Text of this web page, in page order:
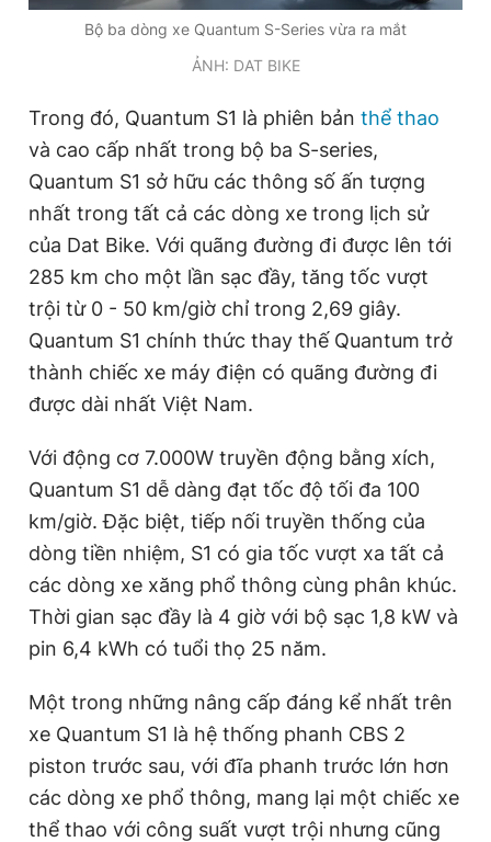
Tổng biên tập: Nguyễn Ngọc Toàn
Phó tổng biên tập: Lâm Hiếu Dũng
Tổng thư ký tòa soạn: Đức Trung
Giấy phép xuất bản số 110/GP - BTTTT cấp ngày 24.3.2020
© 2003-2026 Bản quyền thuộc về Báo Thanh Niên. Cấm sao
chép dưới mọi hình thức nếu không có sự chấp thuận bằng văn
bản. Phát triển bởi ePi Technologies, JSC.
Bộ ba dòng xe Quantum S-Series vừa ra mắt
ẢNH: DAT BIKE
Trong đó, Quantum S1 là phiên bản thể thao
và cao cấp nhất trong bộ ba S-series,
Quantum S1 sở hữu các thông số ấn tượng
nhất trong tất cả các dòng xe trong lịch sử
của Dat Bike. Với quãng đường đi được lên tới
285 km cho một lần sạc đầy, tăng tốc vượt
trội từ 0 - 50 km/giờ chỉ trong 2,69 giây.
Quantum S1 chính thức thay thế Quantum trở
thành chiếc xe máy điện có quãng đường đi
được dài nhất Việt Nam.
Với động cơ 7.000W truyền động bằng xích,
Quantum S1 dễ dàng đạt tốc độ tối đa 100
km/giờ. Đặc biệt, tiếp nối truyền thống của
dòng tiền nhiệm, S1 có gia tốc vượt xa tất cả
các dòng xe xăng phổ thông cùng phân khúc.
Thời gian sạc đầy là 4 giờ với bộ sạc 1,8 kW và
pin 6,4 kWh có tuổi thọ 25 năm.
Một trong những nâng cấp đáng kể nhất trên
xe Quantum S1 là hệ thống phanh CBS 2
piston trước sau, với đĩa phanh trước lớn hơn
các dòng xe phổ thông, mang lại một chiếc xe
thể thao với công suất vượt trội nhưng cũng